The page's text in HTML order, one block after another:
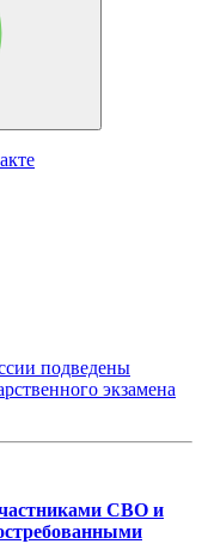
подведены
экзамена
СВО и